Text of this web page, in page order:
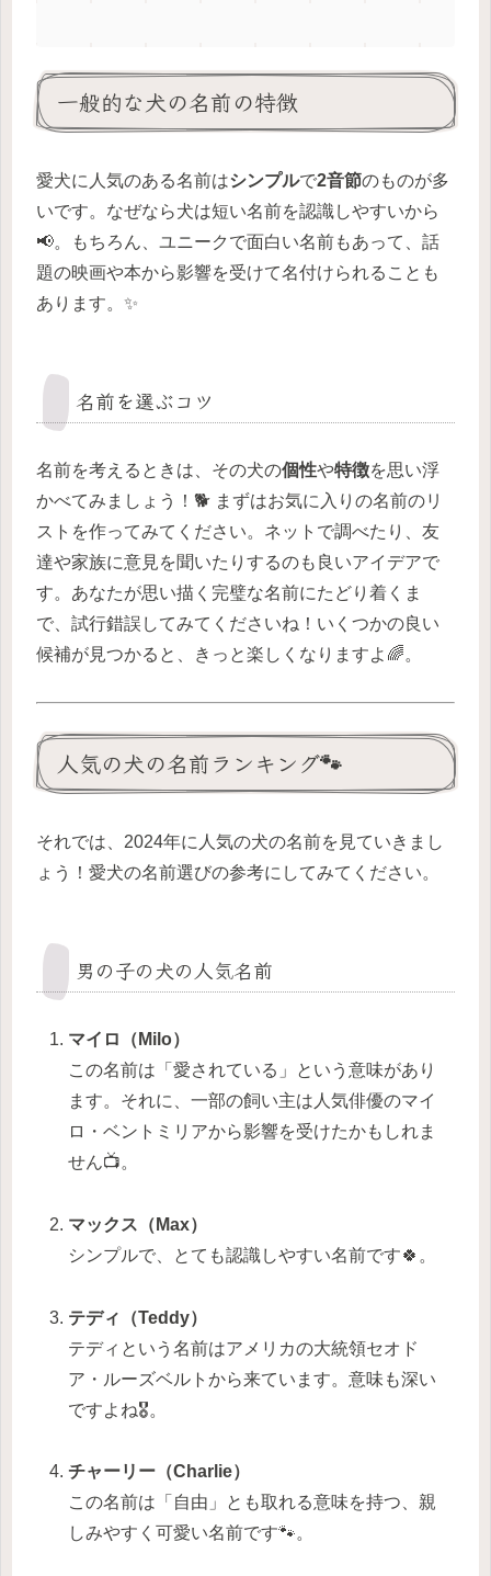
一般的な犬の名前の特徴
愛犬に人気のある名前はシンプルで2音節のものが多
いです。なぜなら犬は短い名前を認識しやすいから
📢。もちろん、ユニークで面白い名前もあって、話
題の映画や本から影響を受けて名付けられることも
あります。✨
名前を選ぶコツ
名前を考えるときは、その犬の個性や特徴を思い浮
かべてみましょう！🐕 まずはお気に入りの名前のリ
ストを作ってみてください。ネットで調べたり、友
達や家族に意見を聞いたりするのも良いアイデアで
す。あなたが思い描く完璧な名前にたどり着くま
で、試行錯誤してみてくださいね！いくつかの良い
候補が見つかると、きっと楽しくなりますよ🌈。
人気の犬の名前ランキング🐾
それでは、2024年に人気の犬の名前を見ていきまし
ょう！愛犬の名前選びの参考にしてみてください。
男の子の犬の人気名前
マイロ（Milo）
この名前は「愛されている」という意味があり
ます。それに、一部の飼い主は人気俳優のマイ
ロ・ベントミリアから影響を受けたかもしれま
せん📺。
マックス（Max）
シンプルで、とても認識しやすい名前です🍀。
テディ（Teddy）
テディという名前はアメリカの大統領セオド
ア・ルーズベルトから来ています。意味も深い
ですよね🎖️。
チャーリー（Charlie）
この名前は「自由」とも取れる意味を持つ、親
しみやすく可愛い名前です🐾。